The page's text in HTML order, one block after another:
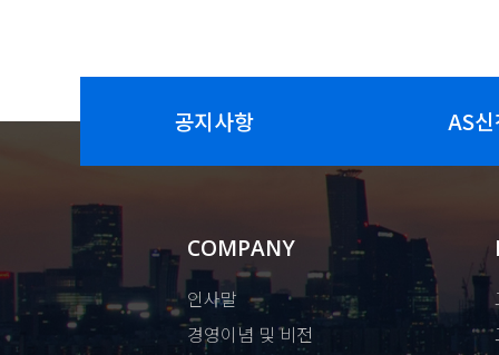
공지사항 AS
COMPANY
인사말
경영이념 및 비전